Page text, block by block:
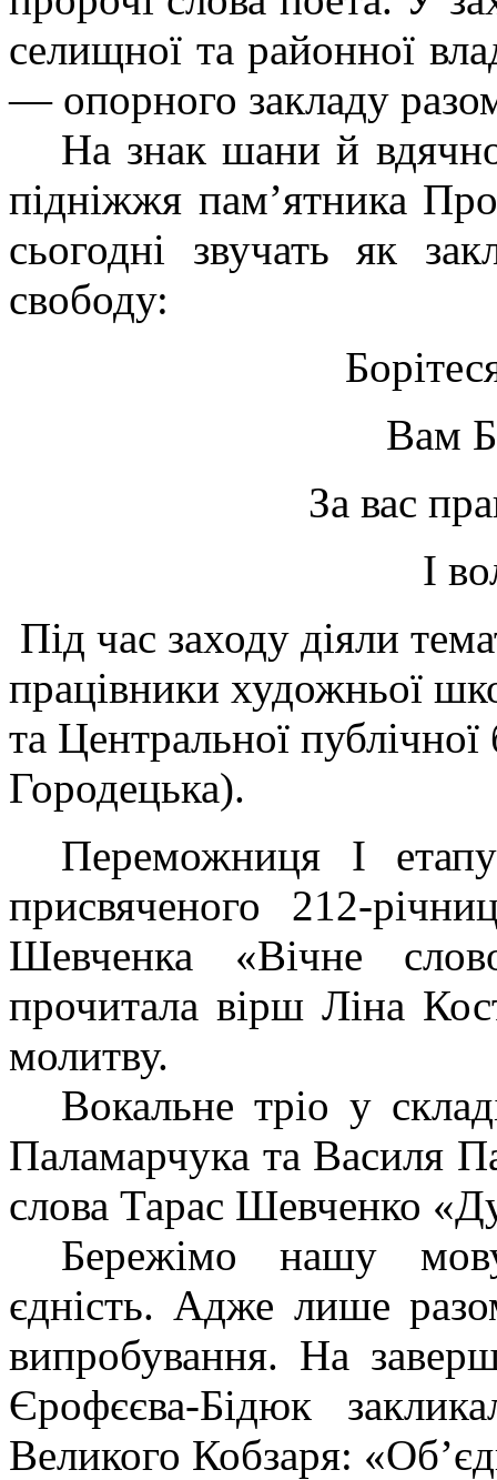
селищної та районної
— опорного закладу
На знак шани й
підніжжя пам’ятника
сьогодні звучать як
свободу:
Вам
За вас
І
Під час заходу діяли
працівники художньої
та Центральної
Городецька).
Переможниця І
присвяченого 212-
Шевченка «Вічне
прочитала вірш Ліна
молитву.
Вокальне тріо у
Паламарчука та Василя
слова Тарас Шевченко
Бережімо нашу
єдність. Адже лише
випробування. На
Єрофєєва-Бідюк
Великого Кобзаря: